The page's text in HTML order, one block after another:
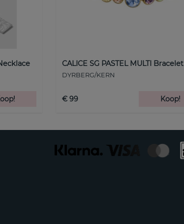
CALICE SG PASTEL MULTI Bracelet
DYRBERG/KERN
€ 99 Koop!